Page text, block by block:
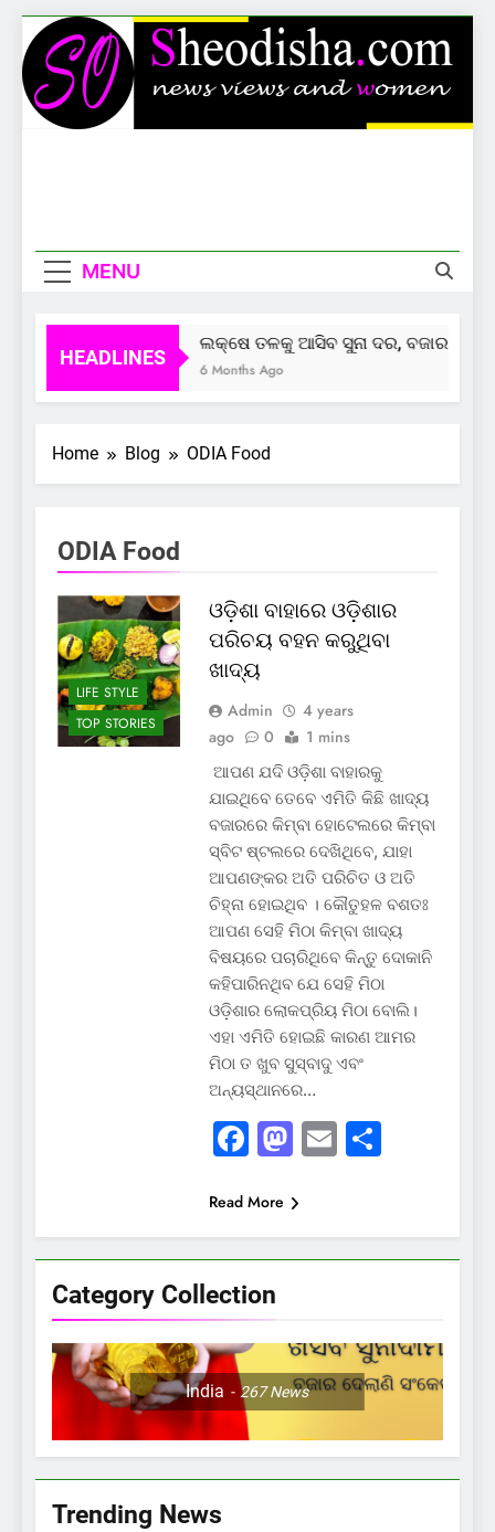
Skip
to
content
MENU
HEADLINES
ଲକ୍ଷେ ତଳକୁ ଆସିବ ସୁନା ଦର, ବଜାର
6 Months Ago
Home Blog ODIA Food
Category Collection
India 267News
ODIA Food
LIFE STYLE
TOP STORIES
ଓଡ଼ିଶା ବାହାରେ ଓଡ଼ିଶାର
ପରିଚୟ ବହନ କରୁଥିବା
ଖାଦ୍ୟ
Admin
4 years
ago
0 1 mins
ଆପଣ ଯଦି ଓଡ଼ିଶା ବାହାରକୁ
ଯାଇଥିବେ ତେବେ ଏମିତି କିଛି ଖାଦ୍ୟ
ବଜାରରେ କିମ୍ବା ହୋଟେଲରେ କିମ୍ବା
ସ୍ବିଟ ଷ୍ଟଲରେ ଦେଖିଥିବେ, ଯାହା
ଆପଣଙ୍କର ଅତି ପରିଚିତ ଓ ଅତି
ଚିହ୍ନା ହୋଇଥିବ । କୌତୁହଳ ବଶତଃ
ଆପଣ ସେହି ମିଠା କିମ୍ବା ଖାଦ୍ୟ
ବିଷୟରେ ପଚାରିଥିବେ କିନ୍ତୁ ଦୋକାନି
କହିପାରିନଥିବ ଯେ ସେହି ମିଠା
ଓଡ଼ିଶାର ଲୋକପ୍ରିୟ ମିଠା ବୋଲି।
ଏହା ଏମିତି ହୋଇଛି କାରଣ ଆମର
ମିଠା ତ ଖୁବ ସୁସ୍ବାଦୁ ଏବଂ
ଅନ୍ୟସ୍ଥାନରେ…
Facebook
Mastodon
EmailShare
Read More
Trending News